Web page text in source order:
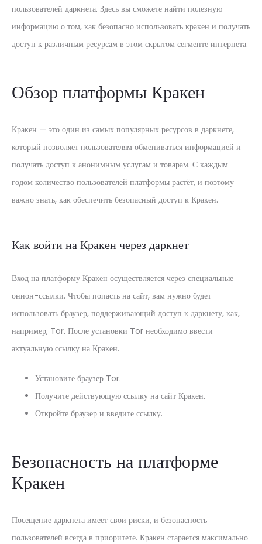
пользователей даркнета. Здесь вы сможете найти полезную
информацию о том, как безопасно использовать кракен и получать
доступ к различным ресурсам в этом скрытом сегменте интернета.
Обзор платформы Кракен
Кракен — это один из самых популярных ресурсов в даркнете,
который позволяет пользователям обмениваться информацией и
получать доступ к анонимным услугам и товарам. С каждым
годом количество пользователей платформы растёт, и поэтому
важно знать, как обеспечить безопасный доступ к Кракен.
Как войти на Кракен через даркнет
Вход на платформу Кракен осуществляется через специальные
онион-ссылки. Чтобы попасть на сайт, вам нужно будет
использовать браузер, поддерживающий доступ к даркнету, как,
например, Tor. После установки Tor необходимо ввести
актуальную ссылку на Кракен.
Установите браузер Tor.
Получите действующую ссылку на сайт Кракен.
Откройте браузер и введите ссылку.
Безопасность на платформе
Кракен
Посещение даркнета имеет свои риски, и безопасность
пользователей всегда в приоритете. Кракен старается максимально